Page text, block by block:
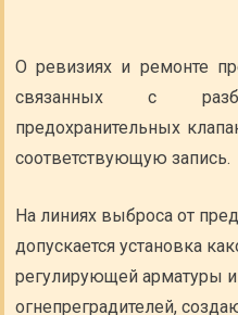
О ревизиях и ремонте
связанных с
предохранительных
соответствующую запись.
На линиях выброса от
допускается установка
регулирующей арматуры и
огнепреградителей,